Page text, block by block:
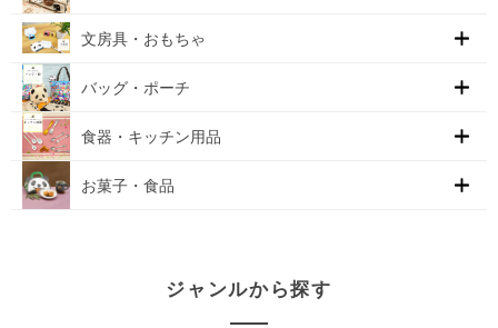
文房具・おもちゃ
バッグ・ポーチ
食器・キッチン用品
お菓子・食品
ジャンルから探す